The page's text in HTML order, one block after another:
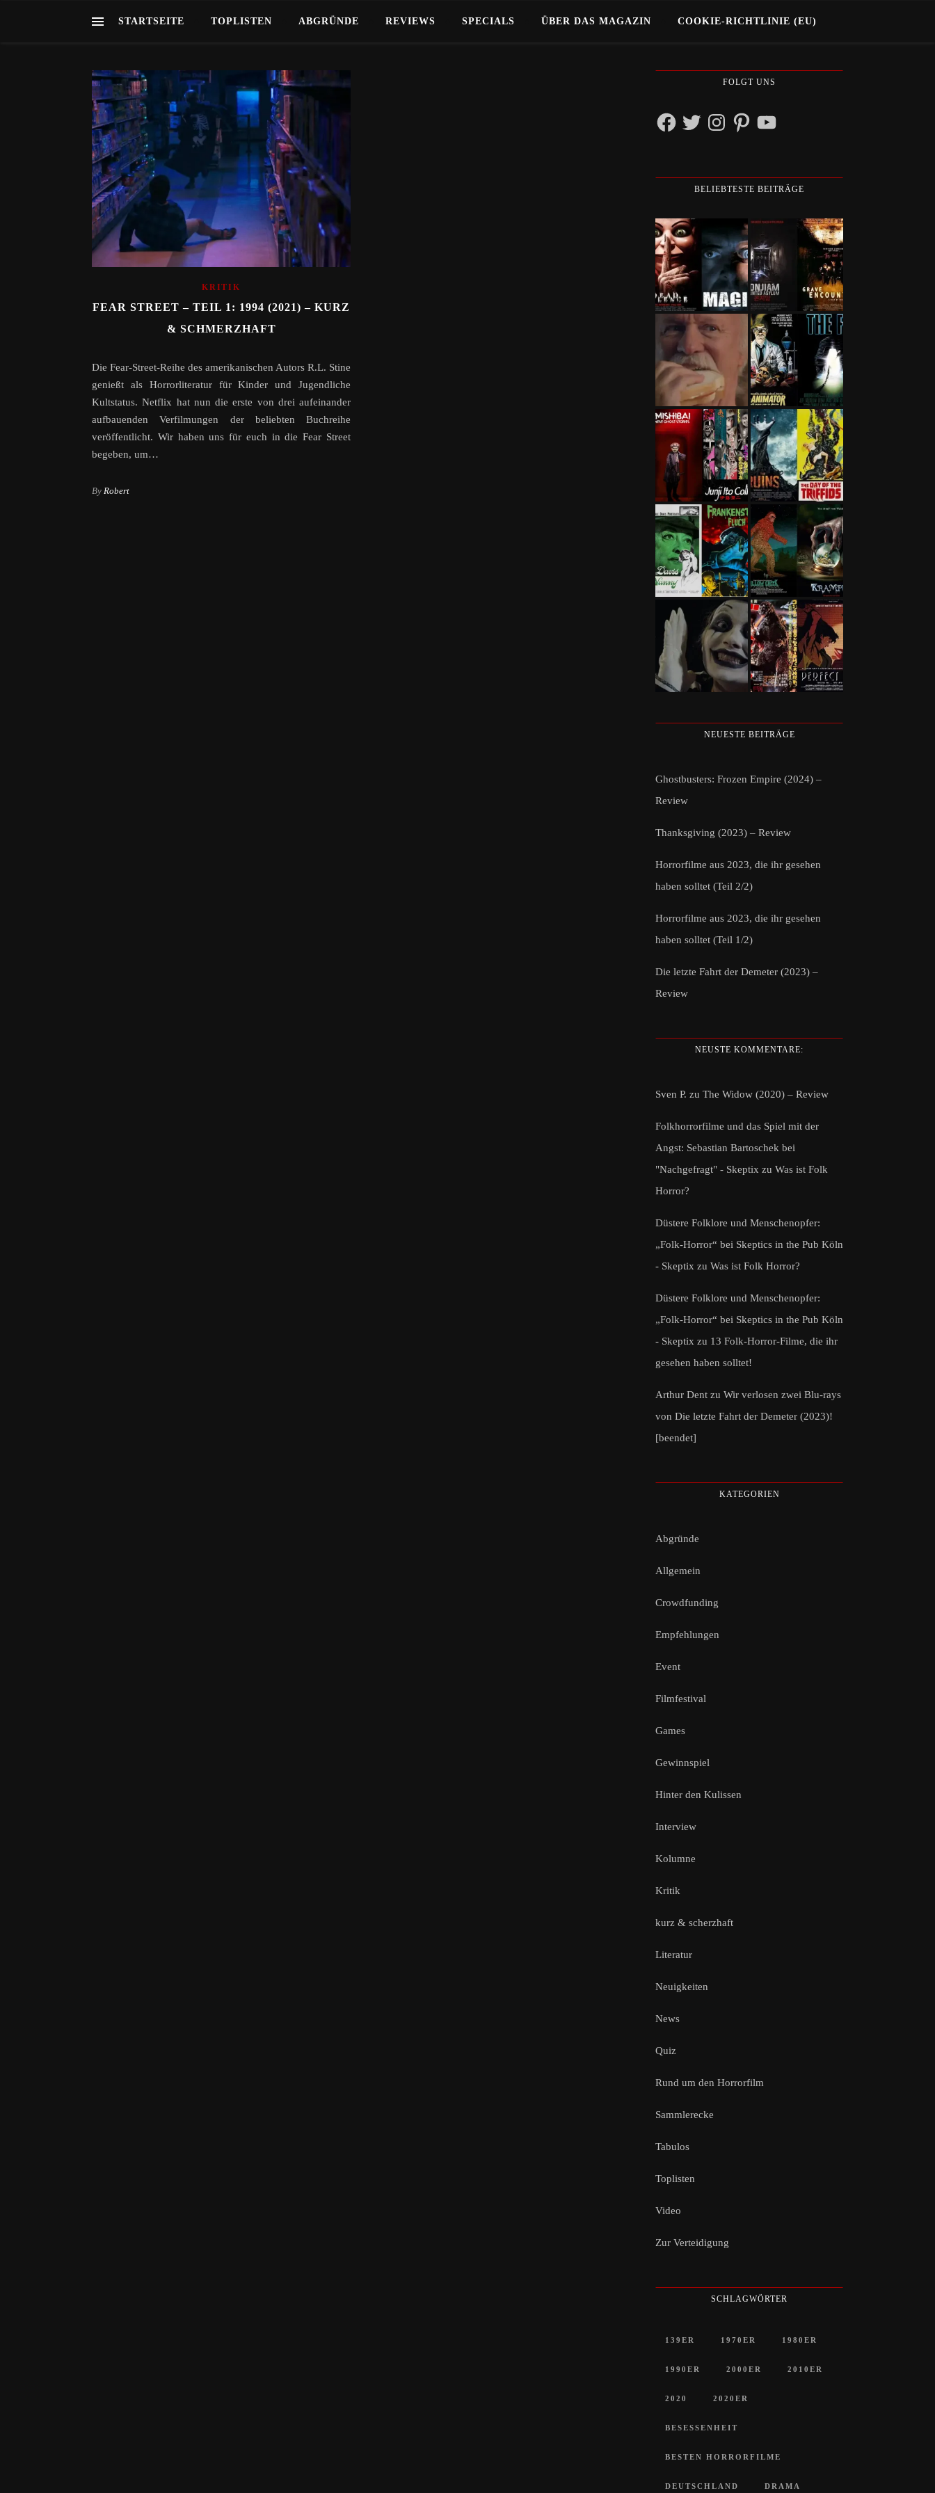
STARTSEITE TOPLISTEN ABGRÜNDE REVIEWS SPECIALS ÜBER DAS MAGAZIN COOKIE-RICHTLINIE (EU)
KRITIK
FEAR STREET – TEIL 1: 1994 (2021) – KURZ
& SCHMERZHAFT
Die Fear-Street-Reihe des amerikanischen Autors R.L. Stine
genießt als Horrorliteratur für Kinder und Jugendliche
Kultstatus. Netflix hat nun die erste von drei aufeinander
aufbauenden Verfilmungen der beliebten Buchreihe
veröffentlicht. Wir haben uns für euch in die Fear Street
begeben, um…
By Robert
FOLGT UNS
FacebookTwitterInstagramPinterestYouTube
BELIEBTESTE BEITRÄGE
NEUESTE BEITRÄGE
Ghostbusters: Frozen Empire (2024) –
Review
Thanksgiving (2023) – Review
Horrorfilme aus 2023, die ihr gesehen
haben solltet (Teil 2/2)
Horrorfilme aus 2023, die ihr gesehen
haben solltet (Teil 1/2)
Die letzte Fahrt der Demeter (2023) –
Review
NEUSTE KOMMENTARE:
Sven P. zu The Widow (2020) – Review
Folkhorrorfilme und das Spiel mit der
Angst: Sebastian Bartoschek bei
"Nachgefragt" - Skeptix zu Was ist Folk
Horror?
Düstere Folklore und Menschenopfer:
„Folk-Horror“ bei Skeptics in the Pub Köln
- Skeptix zu Was ist Folk Horror?
Düstere Folklore und Menschenopfer:
„Folk-Horror“ bei Skeptics in the Pub Köln
- Skeptix zu 13 Folk-Horror-Filme, die ihr
gesehen haben solltet!
Arthur Dent zu Wir verlosen zwei Blu-rays
von Die letzte Fahrt der Demeter (2023)!
[beendet]
KATEGORIEN
Abgründe
Allgemein
Crowdfunding
Empfehlungen
Event
Filmfestival
Games
Gewinnspiel
Hinter den Kulissen
Interview
Kolumne
Kritik
kurz & scherzhaft
Literatur
Neuigkeiten
News
Quiz
Rund um den Horrorfilm
Sammlerecke
Tabulos
Toplisten
Video
Zur Verteidigung
SCHLAGWÖRTER
139ER 1970ER 1980ER
1990ER 2000ER 2010ER
2020 2020ER
BESESSENHEIT
BESTEN HORRORFILME
DEUTSCHLAND DRAMA